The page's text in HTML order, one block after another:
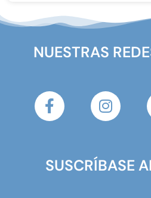
NUESTRAS
SUSCRÍBASE